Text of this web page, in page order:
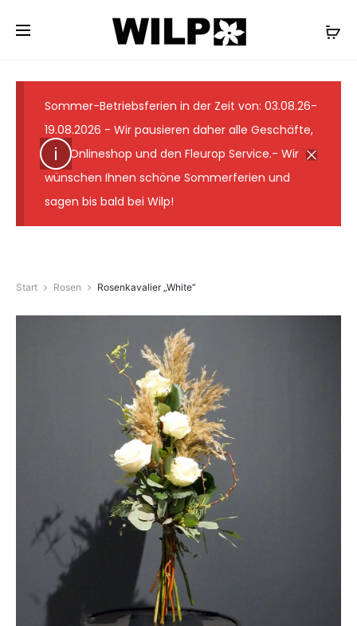
✓ Lieferung wie abgebildet ✓ Floristmeister seit 1931
✓ Günstige Versandkosten ✓ 7-Tage-
Sommer-Betriebsferien in der Zeit von: 03.08.26-
19.08.2026 - Wir pausieren daher alle Geschäfte,
den Onlineshop und den Fleurop Service.- Wir
wünschen Ihnen schöne Sommerferien und
sagen bis bald bei Wilp!
Start Rosen Rosenkavalier „White“